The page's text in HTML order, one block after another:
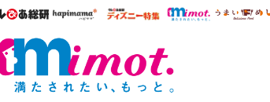
ウレぴあ総研ハピママ* ウレぴあ総研 ディ
mimot.